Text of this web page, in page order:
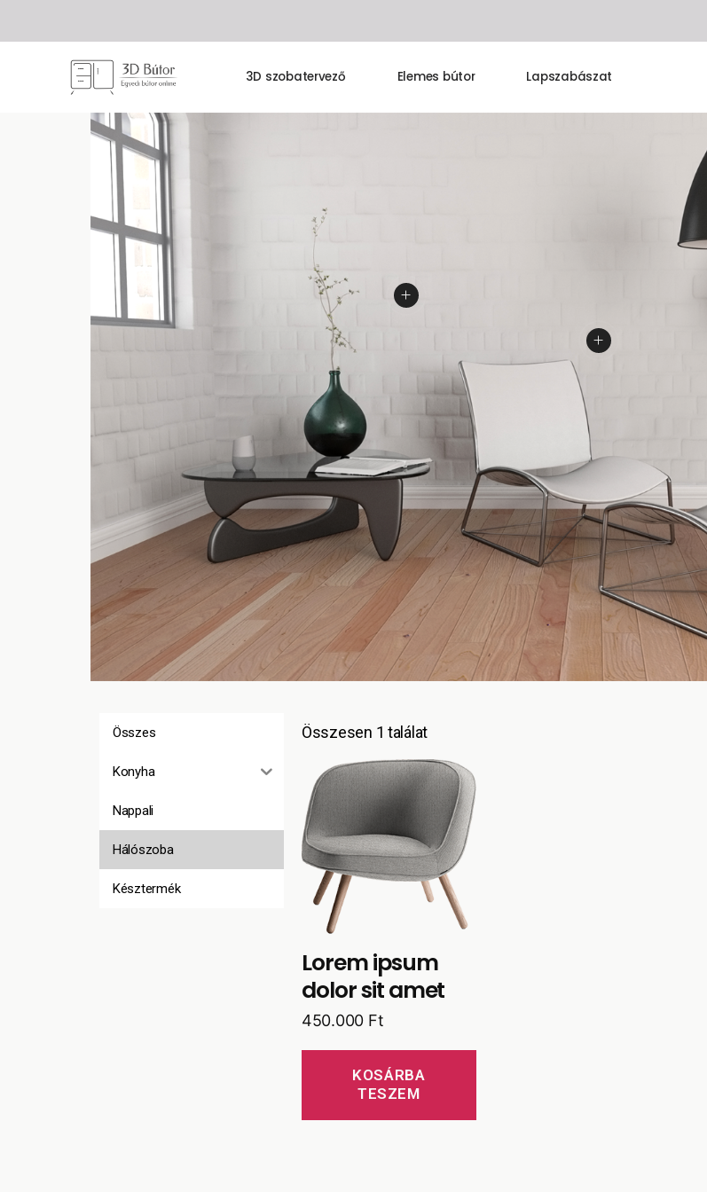
3D szobatervező Elemes bútor Lapszabászat
Összes
Konyha
Nappali
Hálószoba
Késztermék
Összesen 1 találat
Lorem ipsum
dolor sit amet
450.000 Ft
KOSÁRBA
TESZEM